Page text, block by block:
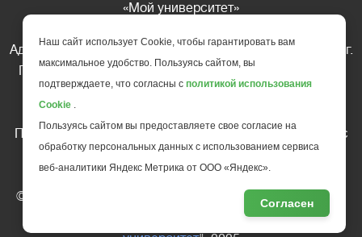
«Мой университет»
Адрес редакции: 185035 Россия, Республика Карелия, г.
Петрозаводск, ул. Фридриха Энгельса д.10, офис 211
Телефон редакции: +7 (499) 685-10-45
Перепечатка материалов газеты допускается только c
письменного разрешения редакции
Ссылка на «Газету педагогов» обязательна.
© АНО ДПО "Инновационный образовательный центр
повышения квалификации и переподготовки "Мой
Наш сайт использует Cookie, чтобы гарантировать вам
максимальное удобство. Пользуясь сайтом, вы
подтверждаете, что согласны с политикой использования
Cookie .
Пользуясь сайтом вы предоставляете свое согласие на
обработку персональных данных с использованием сервиса
веб-аналитики Яндекс Метрика от ООО «Яндекс».
Согласен